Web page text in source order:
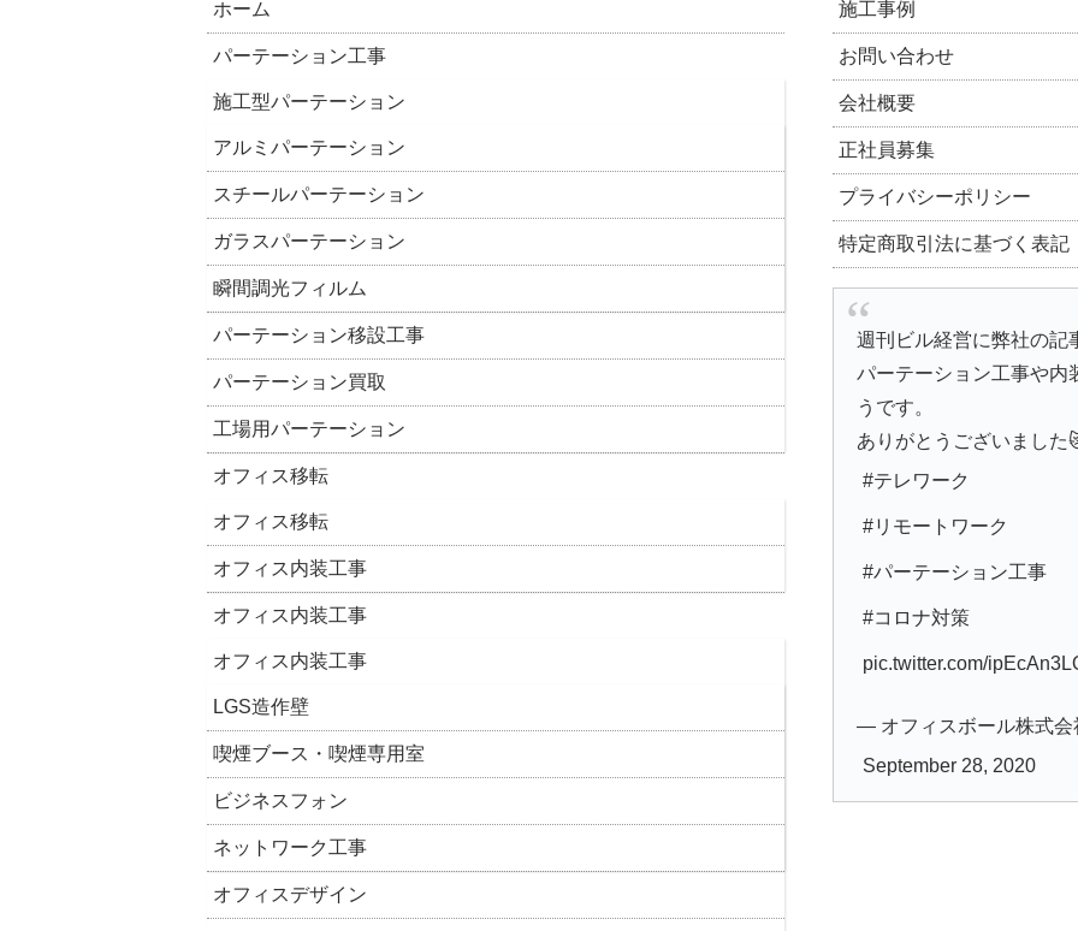
ホーム
パーテーション工事
施工型パーテーション
アルミパーテーション
スチールパーテーション
ガラスパーテーション
瞬間調光フィルム
パーテーション移設工事
パーテーション買取
工場用パーテーション
オフィス移転
オフィス移転
オフィス内装工事
オフィス内装工事
オフィス内装工事
LGS造作壁
喫煙ブース・喫煙専用室
ビジネスフォン
ネットワーク工事
オフィスデザイン
施工事例
お問い合わせ
会社概要
正社員募集
プライバシーポリシー
特定商取引法に基づく表記
週刊ビル経営に弊社の記
パーテーション工事や内
うです。
ありがとうございました
#テレワーク
#リモートワーク
#パーテーション工事
#コロナ対策
pic.twitter.com/
— オフィスボール株式会
September 28, 2020